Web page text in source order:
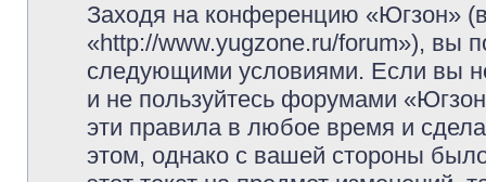
Заходя на конференцию «Югзон»
«http://www.yugzone.ru/forum»), вы
следующими условиями. Если вы
и не пользуйтесь форумами
эти правила в любое время и
этом, однако с вашей стороны